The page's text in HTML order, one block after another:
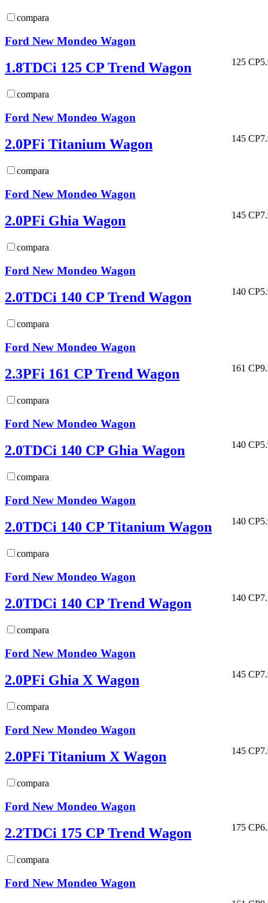
compara
Ford New Mondeo Wagon
1.8TDCi 125 CP Trend Wagon
compara
125 CP
Ford New Mondeo Wagon
2.0PFi Titanium Wagon
compara
145 CP
Ford New Mondeo Wagon
2.0PFi Ghia Wagon
compara
145 CP
Ford New Mondeo Wagon
2.0TDCi 140 CP Trend Wagon
compara
140 CP
Ford New Mondeo Wagon
2.3PFi 161 CP Trend Wagon
compara
161 CP
Ford New Mondeo Wagon
2.0TDCi 140 CP Ghia Wagon
compara
140 CP
Ford New Mondeo Wagon
2.0TDCi 140 CP Titanium Wagon
compara
140 CP
Ford New Mondeo Wagon
2.0TDCi 140 CP Trend Wagon
compara
140 CP
Ford New Mondeo Wagon
2.0PFi Ghia X Wagon
compara
145 CP
Ford New Mondeo Wagon
2.0PFi Titanium X Wagon
compara
145 CP
Ford New Mondeo Wagon
2.2TDCi 175 CP Trend Wagon
compara
175 CP
Ford New Mondeo Wagon